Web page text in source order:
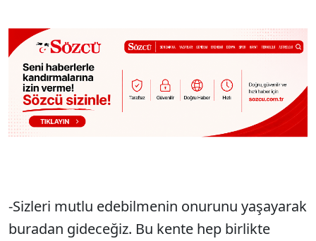
-Sizleri mutlu edebilmenin onurunu yaşayarak
buradan gideceğiz. Bu kente hep birlikte